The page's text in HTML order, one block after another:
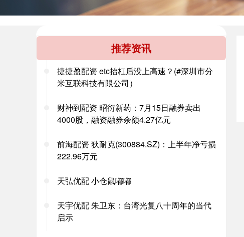
推荐资讯
捷捷盈配资 etc抬杠后没上高速？(#深圳市分
米互联科技有限公司）
财神到配资 昭衍新药：7月15日融券卖出
4000股，融资融券余额4.27亿元
前海配资 狄耐克(300884.SZ)：上半年净亏损
222.96万元
天弘优配 小仓鼠嘟嘟
天宇优配 朱卫东：台湾光复八十周年的当代
启示